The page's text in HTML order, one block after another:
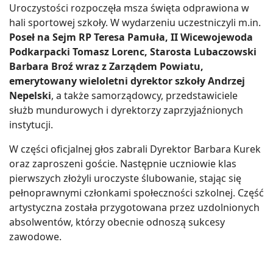
Uroczystości rozpoczęła msza święta odprawiona w
hali sportowej szkoły. W wydarzeniu uczestniczyli m.in.
Poseł na Sejm RP Teresa Pamuła, II Wicewojewoda
Podkarpacki Tomasz Lorenc, Starosta Lubaczowski
Barbara Broź wraz z Zarządem Powiatu,
emerytowany wieloletni dyrektor szkoły Andrzej
Nepelski, a także samorządowcy, przedstawiciele
służb mundurowych i dyrektorzy zaprzyjaźnionych
instytucji.
W części oficjalnej głos zabrali Dyrektor Barbara Kurek
oraz zaproszeni goście. Następnie uczniowie klas
pierwszych złożyli uroczyste ślubowanie, stając się
pełnoprawnymi członkami społeczności szkolnej. Część
artystyczna została przygotowana przez uzdolnionych
absolwentów, którzy obecnie odnoszą sukcesy
zawodowe.